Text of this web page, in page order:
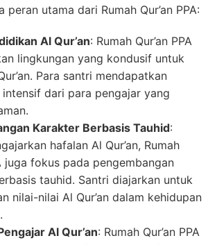
peran utama dari Rumah Qur’an PPA:
Al Qur’an: Rumah Qur’an PPA
lingkungan yang kondusif untuk
Para santri mendapatkan
dari para pengajar yang
Karakter Berbasis Tauhid:
hafalan Al Qur’an, Rumah
juga fokus pada pengembangan
tauhid. Santri diajarkan untuk
nilai-nilai Al Qur’an dalam kehidupan
Al Qur’an: Rumah Qur’an PPA